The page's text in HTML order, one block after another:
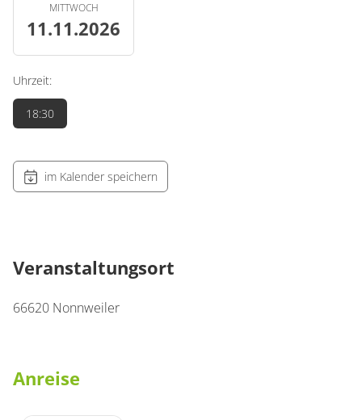
MITTWOCH
11.11.2026
Uhrzeit:
18:30
im Kalender speichern
Veranstaltungsort
66620 Nonnweiler
Anreise